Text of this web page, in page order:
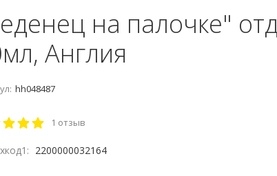
на палочке"
Англия
hh048487
1 отзыв
2200000032164